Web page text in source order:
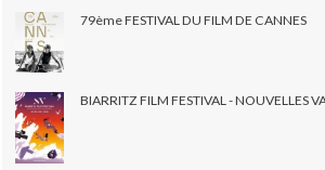
79ème FESTIVAL DU FILM DE CANNES
BIARRITZ FILM FESTIVAL - NOUVELLES